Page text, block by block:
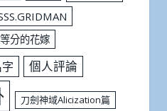
分的花嫁
個人評論
刀劍神域Alicization篇